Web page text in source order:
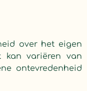
over het eigen
kan variëren van
ontevredenheid